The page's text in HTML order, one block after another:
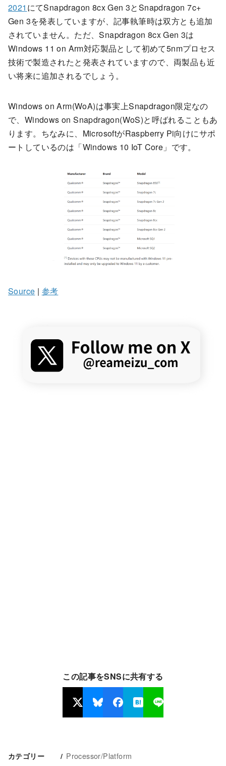
2021 にてSnapdragon 8cx Gen 3とSnapdragon 7c+
Gen 3を発表していますが、記事執筆時は双方とも追加
されていません。ただ、Snapdragon 8cx Gen 3は
Windows 11 on Arm対応製品として初めて5nmプロセス
技術で製造されたと発表されていますので、両製品も近
い将来に追加されるでしょう。
Windows on Arm(WoA)は事実上Snapdragon限定なの
で、Windows on Snapdragon(WoS)と呼ばれることもあ
ります。ちなみに、MicrosoftがRaspberry Pi向けにサポ
ートしているのは「Windows 10 IoT Core」です。
Source | 参考
この記事をSNSに共有する
カテゴリー Processor/Platform